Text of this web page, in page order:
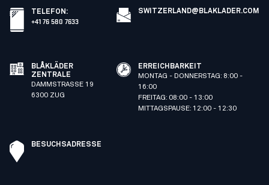
TELEFON :
+41 76 580 7633
SWITZERLAND@BLAKLADER.COM
BLÅKLÄDER
ZENTRALE
DAMMSTRASSE 19
6300 ZUG
ERREICHBARKEIT
MONTAG - DONNERSTAG: 8:00 -
16:00
FREITAG: 08:00 - 13:00
MITTAGSPAUSE: 12:00 - 12:30
BESUCHSADRESSE